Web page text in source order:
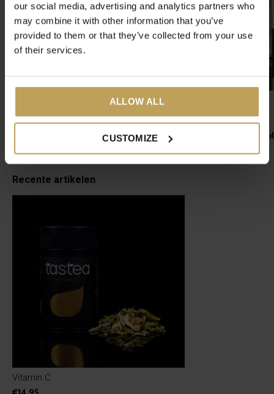
our social media, advertising and analytics partners who
may combine it with other information that you’ve
provided to them or that they’ve collected from your use
of their services.
ALLOW ALL
CUSTOMIZE
tastea Theebeker Nyx
Handige to-go theebeker
€19,95
Theekan
Voor warme en
€29,95
Recente artikelen
Vitamin C